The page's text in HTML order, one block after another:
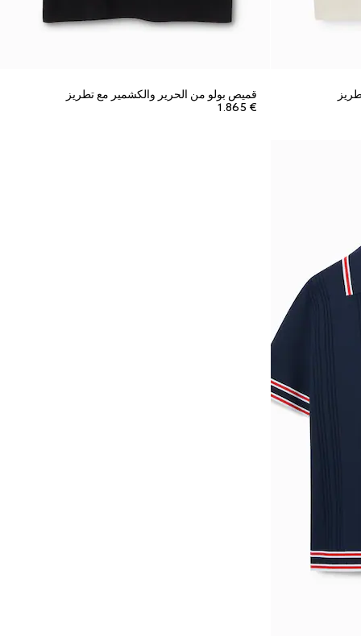
قميص بولو من الحرير والكشمير مع تطريز
€ 1.865